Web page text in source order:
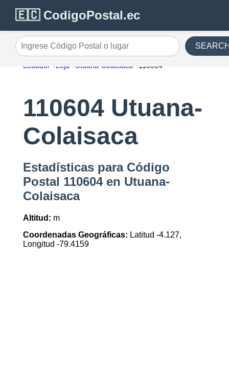
🇪🇨 CodigoPostal.ec
Ingrese Código Postal o lugar
Ecuador Loja Utuana-Colaisaca 110604
110604 Utuana-
Colaisaca
Estadísticas para Código
Postal 110604 en Utuana-
Colaisaca
Altitud: m
Coordenadas Geográficas: Latitud -4.127,
Longitud -79.4159